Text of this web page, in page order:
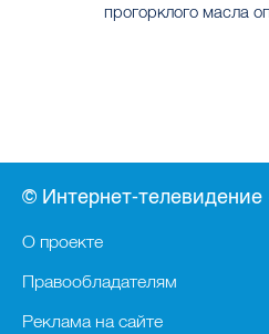
прогорклого масла
© Интернет-телевидение
О проекте
Правообладателям
Реклама на сайте